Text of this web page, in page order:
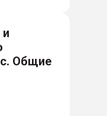
Общие